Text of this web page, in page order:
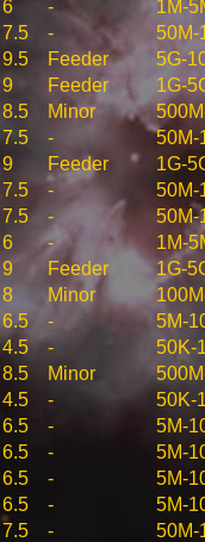
6 -
1M-
7.5 -
50M-
9.5 Feeder
5G-
9 Feeder
1G-
8.5 Minor
7.5 -
50M-
9 Feeder
1G-
7.5 -
50M-
7.5 -
50M-
6 -
1M-
9 Feeder
1G-
8 Minor
6.5 -
5M-
4.5 -
50K-
8.5 Minor
4.5 -
50K-
6.5 -
5M-
6.5 -
5M-
6.5 -
5M-
6.5 -
5M-
7.5 -
50M-